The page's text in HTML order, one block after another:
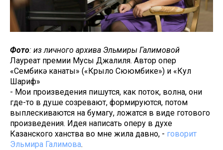
Фото: из личного архива Эльмиры Галимовой
Лауреат премии Мусы Джалиля. Автор опер
«Сөембикә канаты» («Крыло Сююмбике») и «Кул
Шариф»
- Мои произведения пишутся, как поток, волна, они
где-то в душе созревают, формируются, потом
выплескиваются на бумагу, ложатся в виде готового
произведения. Идея написать оперу в духе
Казанского ханства во мне жила давно, - говорит
Эльмира Галимова.